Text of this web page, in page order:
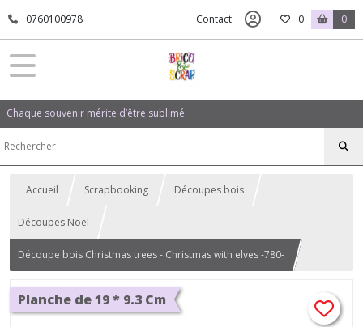
0760100978 Contact 0 0
Chaque souvenir mérite d’être sublimé.
Accueil Scrapbooking Découpes bois
Découpes Noël
Découpe bois Christmas trees - Christmas with elves -780-
Planche de 19 * 9.3 Cm